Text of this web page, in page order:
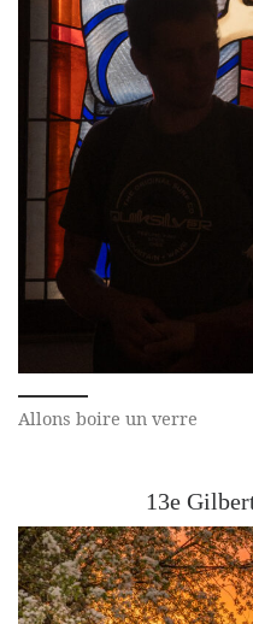
Allons boire un verre
13e